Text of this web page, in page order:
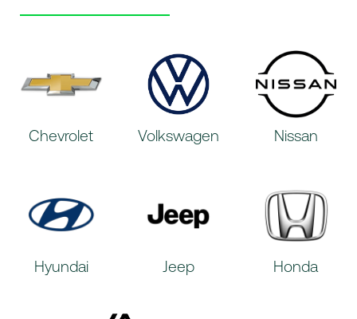
Chevrolet Volkswagen Nissan
Hyundai Jeep Honda